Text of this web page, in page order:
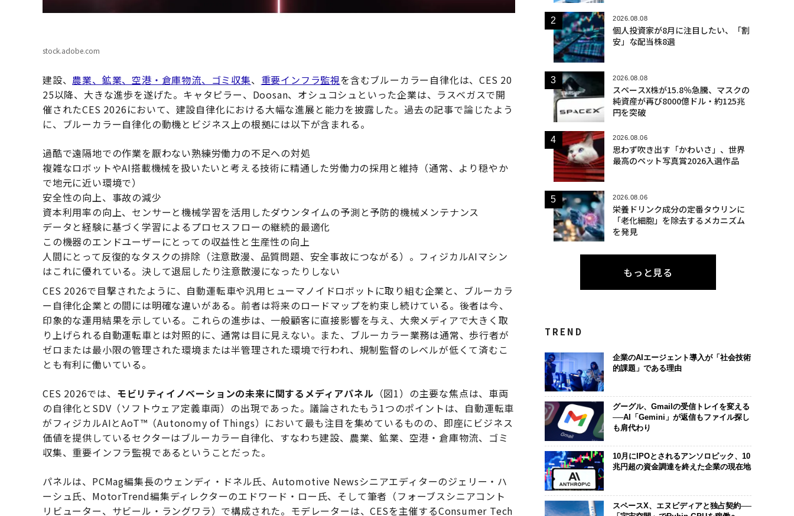
stock.adobe.com
建設、 農業、鉱業、空港・倉庫物流、ゴミ収集、 重要インフラ監視を含むブルーカラー自律化は、CES 20
25以降、大きな進歩を遂げた。キャタピラー、Doosan、オシュコシュといった企業は、ラスベガスで開
催されたCES 2026において、建設自律化における大幅な進展と能力を披露した。過去の記事で論じたよう
に、ブルーカラー自律化の動機とビジネス上の根拠には以下が含まれる。
過酷で遠隔地での作業を厭わない熟練労働力の不足への対処
複雑なロボットやAI搭載機械を扱いたいと考える技術に精通した労働力の採用と維持（通常、より穏やか
で地元に近い環境で）
安全性の向上、事故の減少
資本利用率の向上、センサーと機械学習を活用したダウンタイムの予測と予防的機械メンテナンス
データと経験に基づく学習によるプロセスフローの継続的最適化
この機器のエンドユーザーにとっての収益性と生産性の向上
人間にとって反復的なタスクの排除（注意散漫、品質問題、安全事故につながる）。フィジカルAIマシン
はこれに優れている。決して退屈したり注意散漫になったりしない
CES 2026で目撃されたように、自動運転車や汎用ヒューマノイドロボットに取り組む企業と、ブルーカラ
ー自律化企業との間には明確な違いがある。前者は将来のロードマップを約束し続けている。後者は今、
印象的な運用結果を示している。これらの進歩は、一般顧客に直接影響を与え、大衆メディアで大きく取
り上げられる自動運転車とは対照的に、通常は目に見えない。また、ブルーカラー業務は通常、歩行者が
ゼロまたは最小限の管理された環境または半管理された環境で行われ、規制監督のレベルが低くて済むこ
とも有利に働いている。
CES 2026では、 モビリティイノベーションの未来に関するメディアパネル （図1）の主要な焦点は、車両
の自律化とSDV（ソフトウェア定義車両）の出現であった。議論されたもう1つのポイントは、自動運転車
がフィジカルAIとAoT™（Autonomy of Things）において最も注目を集めているものの、即座にビジネス
価値を提供しているセクターはブルーカラー自律化、すなわち建設、農業、鉱業、空港・倉庫物流、ゴミ
収集、重要インフラ監視であるということだった。
パネルは、PCMag編集長のウェンディ・ドネル氏、Automotive Newsシニアエディターのジェリー・ハ
ーシュ氏、MotorTrend編集ディレクターのエドワード・ロー氏、そして筆者（フォーブスシニアコント
リビューター、サビール・ラングワラ）で構成された。モデレーターは、CESを主催するConsumer Tech
2026.08.08
個人投資家が8月に注目したい、「割
安」な配当株8選
2026.08.08
スペースX株が15.8％急騰、マスクの
純資産が再び8000億ドル・約125兆
円を突破
2026.08.06
思わず吹き出す「かわいさ」、世界
最高のペット写真賞2026入選作品
2026.08.06
栄養ドリンク成分の定番タウリンに
「老化細胞」を除去するメカニズム
を発見
もっと見る
TREND
企業のAIエージェント導入が「社会技術
的課題」である理由
グーグル、Gmailの受信トレイを変える
──AI「Gemini」が返信もファイル探し
も肩代わり
10月にIPOとされるアンソロピック、10
兆円超の資金調達を終えた企業の現在地
スペースX、エヌビディアと独占契約──